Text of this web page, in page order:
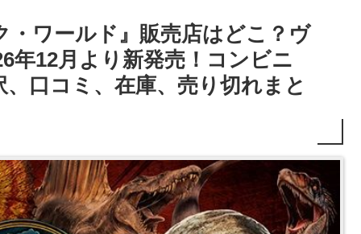
ワールド』販売店はどこ？ヴ
年12月より新発売！コンビニ
口コミ、在庫、売り切れまと